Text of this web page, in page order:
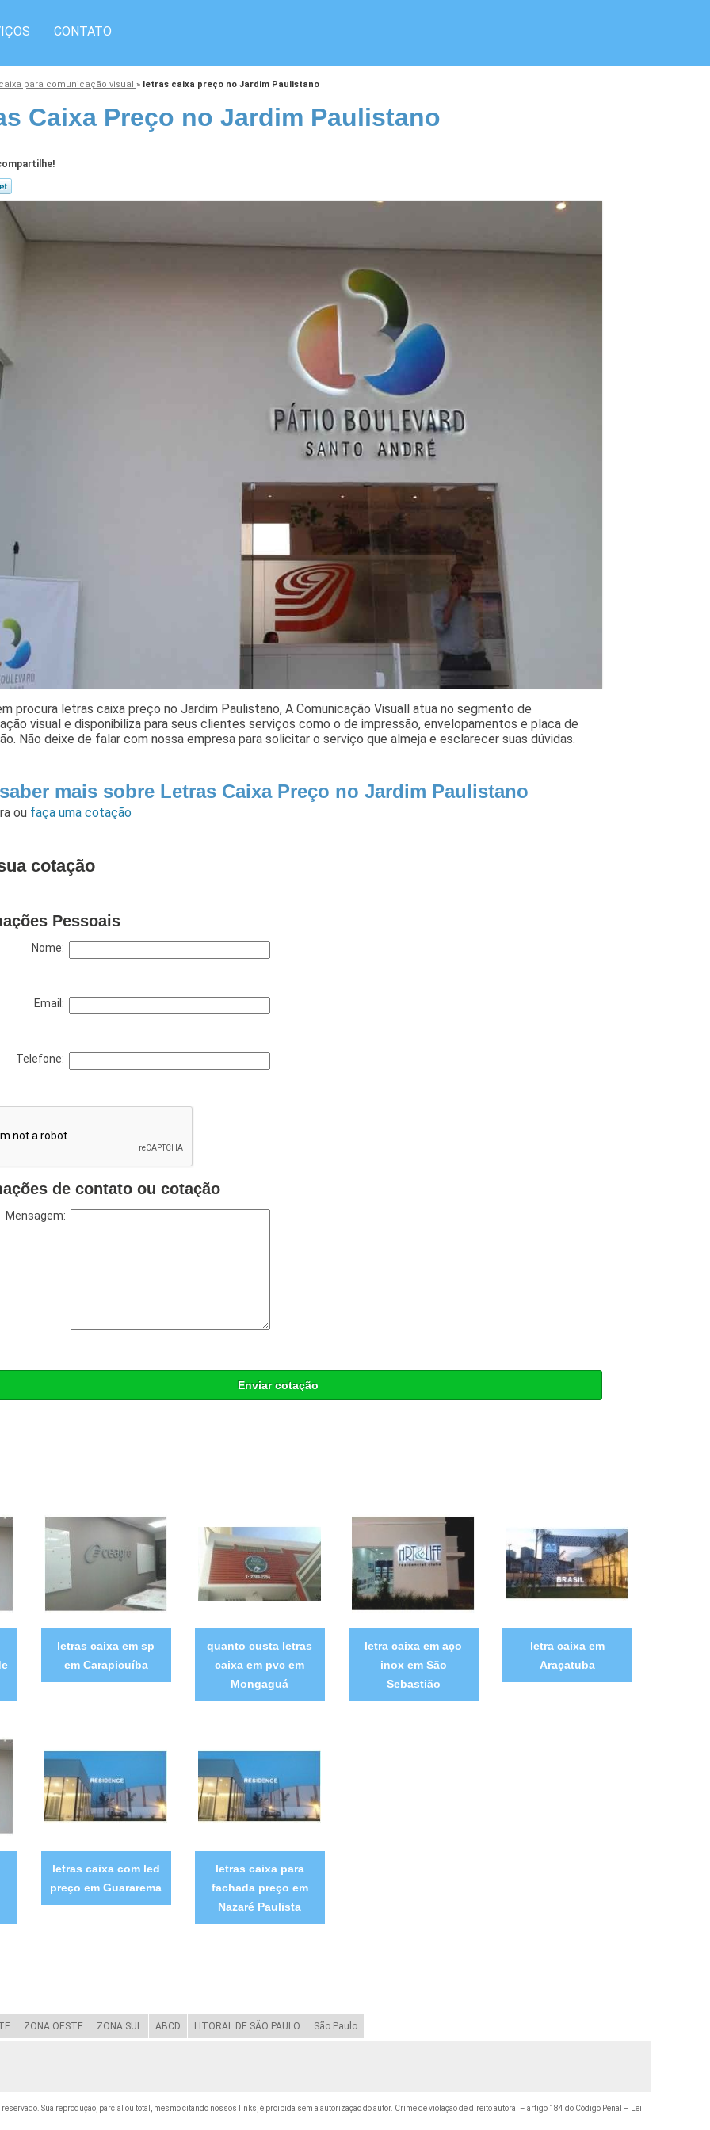
CONTATO
para comunicação visual » letras caixa preço no Jardim Paulistano
Caixa Preço no Jardim Paulistano
procura letras caixa preço no Jardim Paulistano, A Comunicação Visuall atua no segmento de
visual e disponibiliza para seus clientes serviços como o de impressão, envelopamentos e placa de
Não deixe de falar com nossa empresa para solicitar o serviço que almeja e esclarecer suas dúvidas.
mais sobre Letras Caixa Preço no Jardim Paulistano
ou faça uma cotação
cotação
Pessoais
Nome:
Email:
Telefone:
de contato ou cotação
Mensagem:
Enviar cotação
letras caixa em sp
em Carapicuíba
quanto custa letras
caixa em pvc em
Mongaguá
letra caixa em aço
inox em São
Sebastião
letra caixa em
Araçatuba
letras caixa com led
preço em Guararema
letras caixa para
fachada preço em
Nazaré Paulista
ZONA OESTE ZONA SUL ABCD LITORAL DE SÃO PAULO São Paulo
reservado. Sua reprodução, parcial ou total, mesmo citando nossos links, é proibida sem a autorização do autor. Crime de violação de direito autoral – artigo 184 do Código Penal –
Lei